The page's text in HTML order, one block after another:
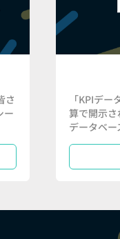
さ
ー
「KPIデ
算で開示
データベー